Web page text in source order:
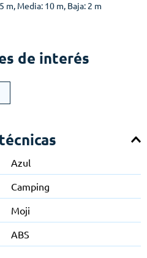
m, Media: 10 m, Baja: 2 m
de interés
Azul
Camping
Moji
ABS